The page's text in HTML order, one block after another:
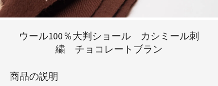
ウール100％大判ショール カシミール刺
繍 チョコレートブラン
商品の説明